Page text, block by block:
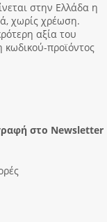
στην Ελλάδα η
χωρίς χρέωση.
αξία του
κωδικού-προϊόντος
στο Newsletter